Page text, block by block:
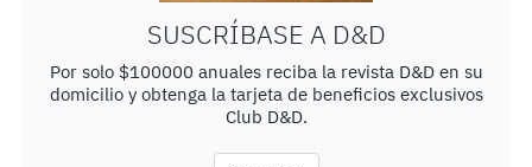
SUSCRÍBASE A D&D
Por solo $100000 anuales reciba la revista D&D en su
domicilio y obtenga la tarjeta de beneficios exclusivos
Club D&D.